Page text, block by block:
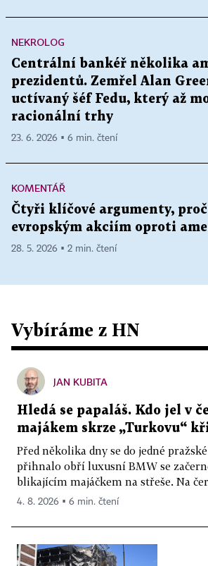
NEKROLOG
Centrální bankéř několika
prezidentů. Zemřel Alan
uctívaný šéf Fedu, který až
racionální trhy
23. 6. 2026 ▪ 6 min. čtení
KOMENTÁŘ
Čtyři klíčové argumenty,
evropským akciím oproti
28. 5. 2026 ▪ 2 min. čtení
Vybíráme z HN
JAN KUBITA
Hledá se papaláš. Kdo jel v
majákem skrze „Turkovu“
Před několika dny se do jedné
přihnalo obří luxusní BMW se
blikajícím majáčkem na střeše. Na
4. 8. 2026 ▪ 6 min. čtení